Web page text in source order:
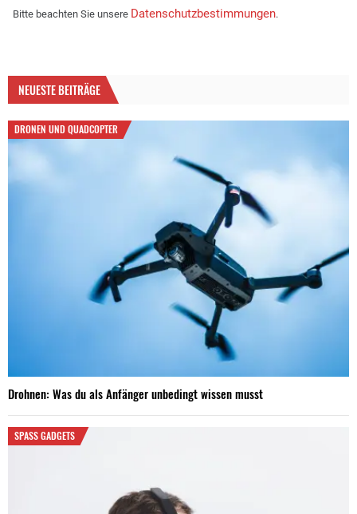
Bitte beachten Sie unsere Datenschutzbestimmungen.
NEUESTE BEITRÄGE
DRONEN UND QUADCOPTER
Drohnen: Was du als Anfänger unbedingt wissen musst
SPASS GADGETS